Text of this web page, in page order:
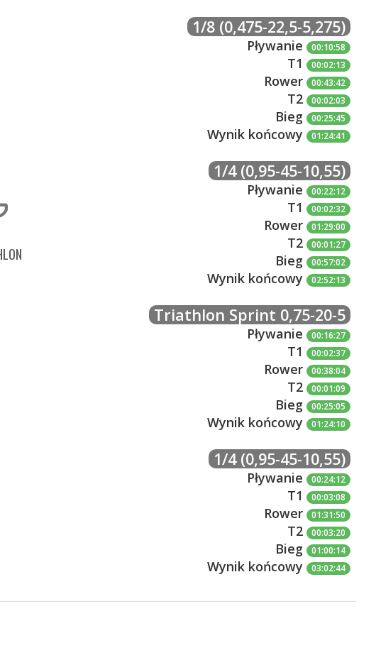
1/8 (0,475-22,5-5,275)
Pływanie 00:10:58
T1 00:02:13
Rower 00:43:42
T2 00:02:03
Bieg 00:25:45
Wynik końcowy 01:24:41
1/4 (0,95-45-10,55)
Pływanie 00:22:12
T1 00:02:32
Rower 01:29:00
T2 00:01:27
Bieg 00:57:02
Wynik końcowy 02:52:13
Triathlon Sprint 0,75-20-5
Pływanie 00:16:27
T1 00:02:37
Rower 00:38:04
T2 00:01:09
Bieg 00:25:05
Wynik końcowy 01:24:10
1/4 (0,95-45-10,55)
Pływanie 00:24:12
T1 00:03:08
Rower 01:31:50
T2 00:03:20
Bieg 01:00:14
Wynik końcowy 03:02:44